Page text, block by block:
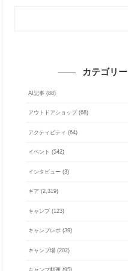
カテゴリー
AI記事 (88)
アウトドアショップ (68)
アクティビティ (64)
イベント (542)
インタビュー (3)
ギア (2,319)
キャンプ (123)
キャンプレポ (39)
キャンプ場 (202)